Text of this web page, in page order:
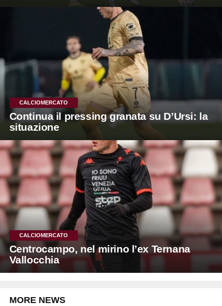
CALCIOMERCATO
Continua il pressing granata su D’Ursi: la
situazione
CALCIOMERCATO
Centrocampo, nel mirino l’ex Ternana
Vallocchia
MORE NEWS